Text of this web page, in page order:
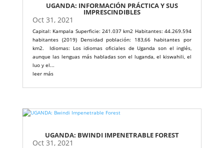
UGANDA: INFORMACIÓN PRÁCTICA Y SUS
IMPRESCINDIBLES
Oct 31, 2021
Capital: Kampala Superficie: 241.037 km2 Habitantes: 44.269.594
habitantes (2019) Densidad población: 183,66 habitantes por
km2. Idiomas: Los idiomas oficiales de Uganda son el inglés,
aunque las lenguas más habladas son el luganda, el kiswahili, el
luo y el...
leer más
UGANDA: BWINDI IMPENETRABLE FOREST
Oct 31, 2021